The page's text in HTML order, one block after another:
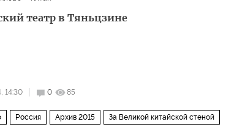
театр в Тяньцзине
14:30 0 85
Россия Архив 2015 За Великой китайской стеной